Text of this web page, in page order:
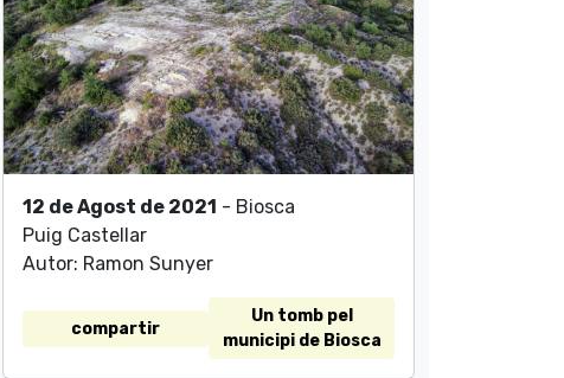
12 de Agost de 2021 - Biosca
Puig Castellar
Autor: Ramon Sunyer
compartir
Un tomb pel
municipi de Biosca